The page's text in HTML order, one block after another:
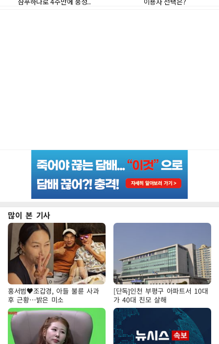
많이 본 기사
홍서범♥조갑경, 아들 불륜 사과
후 근황…밝은 미소
[단독]인천 부평구 아파트서 10대
가 40대 친모 살해